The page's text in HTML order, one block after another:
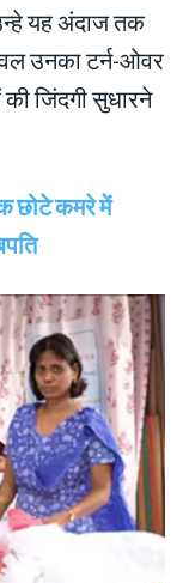
यह अंदाज तक
उनका टर्न-ओवर
की जिंदगी सुधारने
छोटे कमरे में